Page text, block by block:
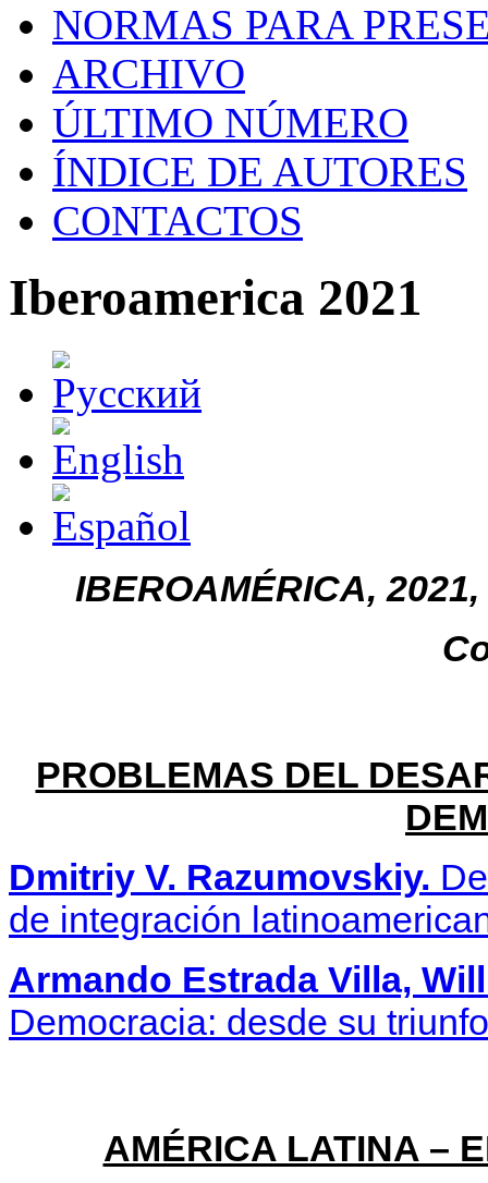
NORMAS PARA
ARCHIVO
ÚLTIMO NÚMERO
ÍNDICE DE AUTORES
CONTACTOS
Iberoamerica 2021
IBEROAMÉRICA,
PROBLEMAS DEL
Dmitriy V. Razumovskiy.
de integración
Armando Estrada Villa,
Democracia: desde su
AMÉRICA LATINA –